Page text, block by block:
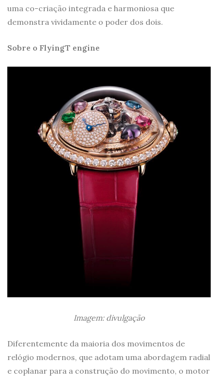
uma co-criação integrada e harmoniosa que
demonstra vividamente o poder dos dois.
Sobre o FlyingT engine
Imagem: divulgação
Diferentemente da maioria dos movimentos de
relógio modernos, que adotam uma abordagem radial
e coplanar para a construção do movimento, o motor